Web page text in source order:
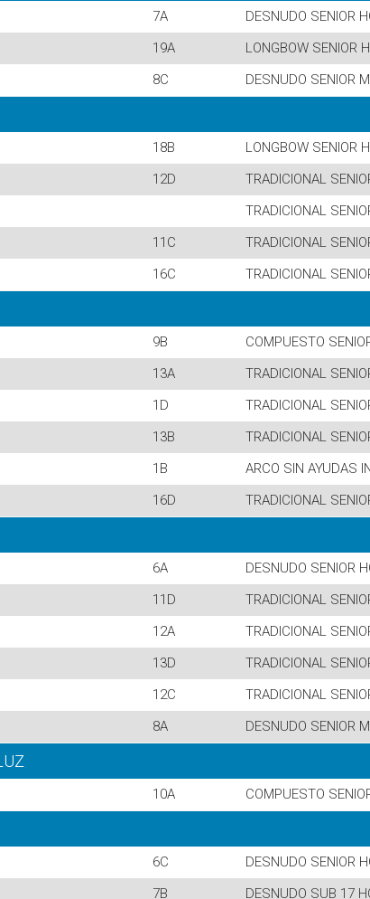
7A DESNUDO SENIOR
19A LONGBOW SENIOR
8C DESNUDO SENIOR
18B LONGBOW SENIOR
12D TRADICIONAL
TRADICIONAL
11C TRADICIONAL
16C TRADICIONAL
9B COMPUESTO
13A TRADICIONAL
1D TRADICIONAL
13B TRADICIONAL
1B ARCO SIN AYUDAS
16D TRADICIONAL
6A DESNUDO SENIOR
11D TRADICIONAL
12A TRADICIONAL
13D TRADICIONAL
12C TRADICIONAL
8A DESNUDO SENIOR
10A COMPUESTO
6C DESNUDO SENIOR
7B DESNUDO SUB 17